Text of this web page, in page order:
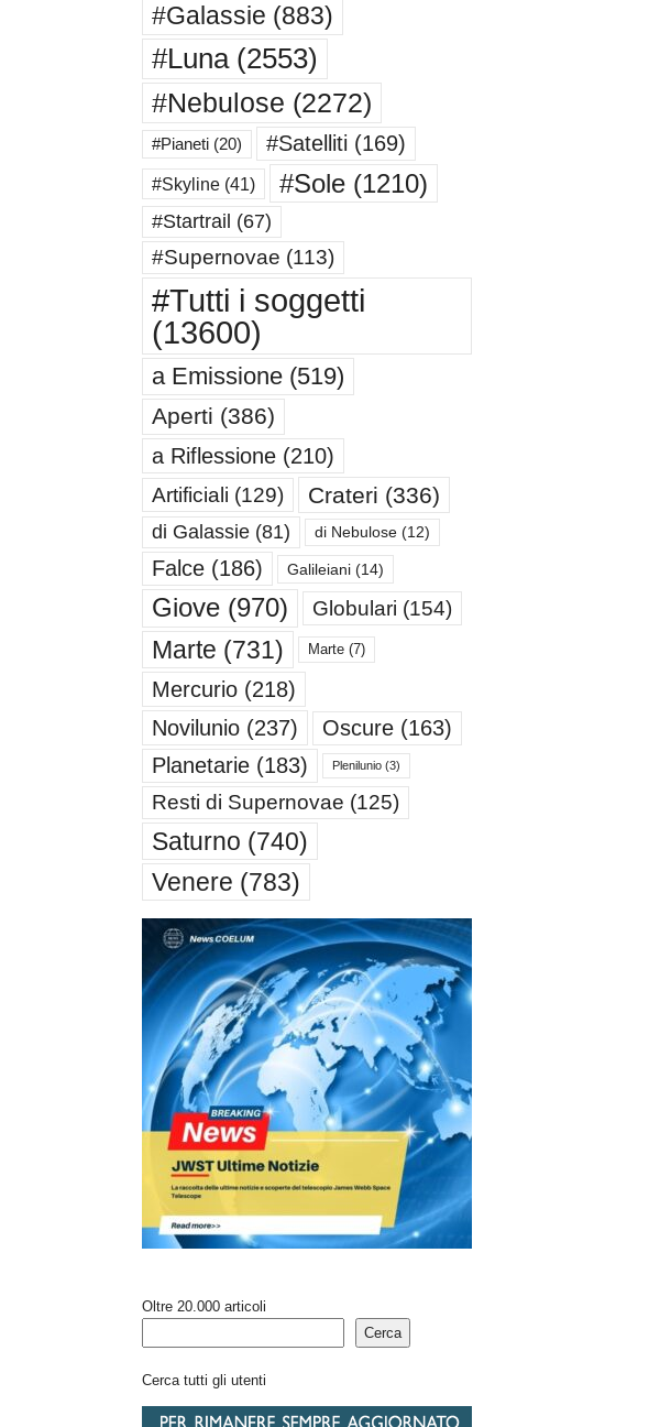
#Galassie (883)
#Luna(2553)
#Nebulose (2272)
#Pianeti(20) #Satelliti (169)
#Skyline(41) #Sole(1210)
#Startrail (67)
#Supernovae (113)
#Tutti i soggetti
(13600)
a Emissione(519)
Aperti (386)
a Riflessione(210)
Artificiali (129) Crateri (336)
di Galassie(81) di Nebulose(12)
Falce(186) Galileiani(14)
Giove(970) Globulari (154)
Marte (731) Marte(7)
Mercurio(218)
Novilunio(237) Oscure(163)
Planetarie(183) Plenilunio(3)
Resti di Supernovae (125)
Saturno (740)
Venere (783)
Oltre 20.000 articoli
Cerca
Cerca tutti gli utenti